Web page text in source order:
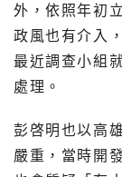
外，依照年初
政風也有介入
最近調查小組
處理。
彭啓明也以高
嚴重，當時開